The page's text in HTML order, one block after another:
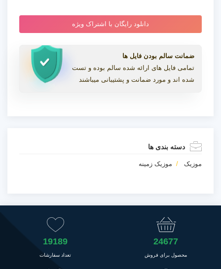
دانلود رایگان با اشتراک ویژه
ضمانت سالم بودن فایل ها
تمامی فایل های ارائه شده سالم بوده و تست
شده اند و مورد ضمانت و پشتیبانی میباشند
دسته بندی ها
موزیک موزیک زمینه
24677
محصول برای فروش
19189
تعداد سفارشات